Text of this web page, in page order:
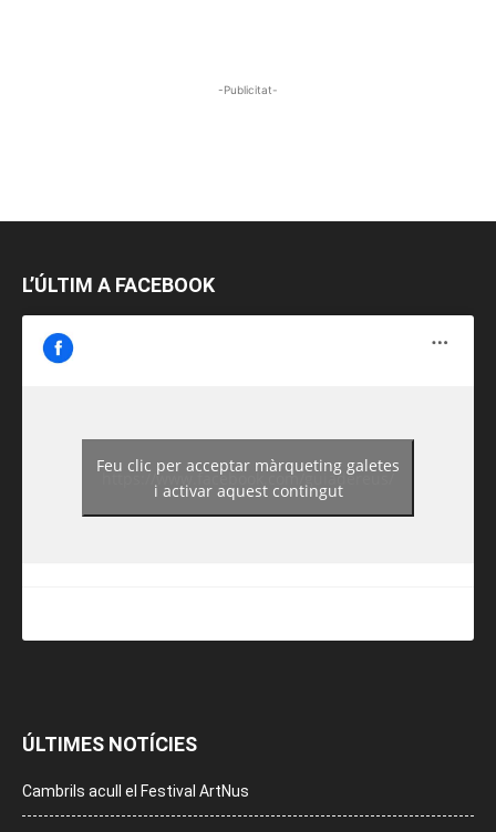
-Publicitat-
L’ÚLTIM A FACEBOOK
https://www.facebook.com/guiadereus/
Feu clic per acceptar màrqueting galetes
i activar aquest contingut
ÚLTIMES NOTÍCIES
Cambrils acull el Festival ArtNus